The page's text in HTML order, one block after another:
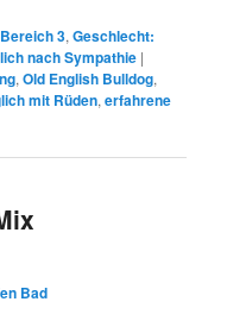
3,Geschlecht:
nach Sympathie |
,Old English Bulldog,
mit Rüden,erfahrene
Bad